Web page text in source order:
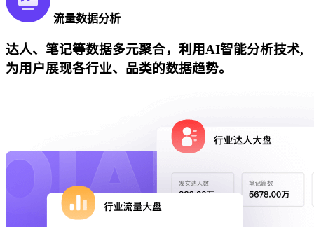
流量数据分析
达人、笔记等数据多元聚合，利用AI智能分析技术,
为用户展现各行业、品类的数据趋势。